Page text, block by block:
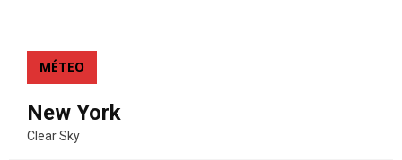
MÉTEO
New York
Clear Sky